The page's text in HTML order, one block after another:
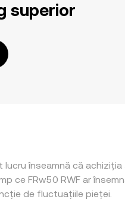
superior
înseamnă că
ce FRw50 RWF ar
de fluctuațiile pieței.